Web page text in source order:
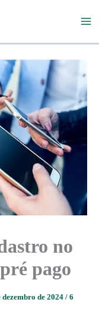
no
pago
dezembro de 2024/ 6